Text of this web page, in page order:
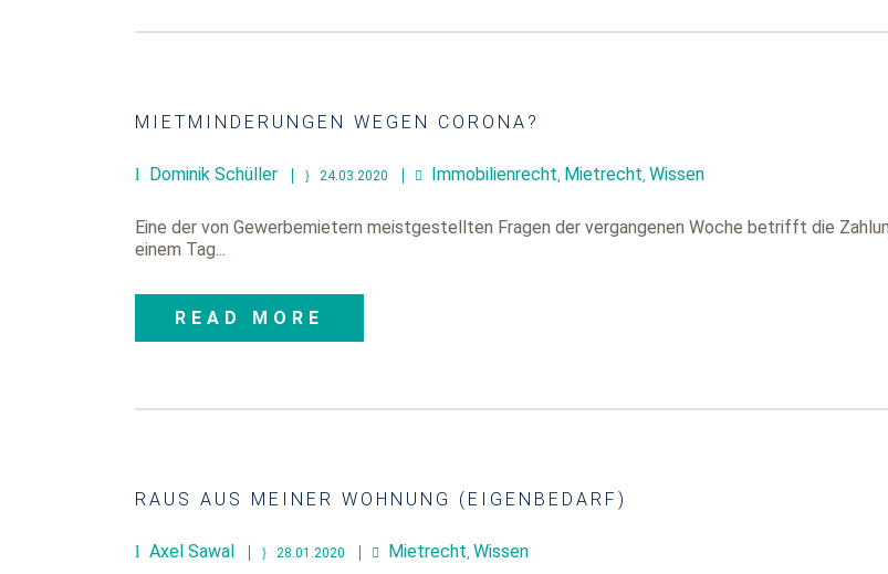
MIETMINDERUNGEN WEGEN CORONA?
Dominik Schüller 24.03.2020 Immobilienrecht, Mietrecht, Wissen
Eine der von Gewerbemietern meistgestellten Fragen der vergangenen Woche betrifft die
einem Tag...
READ MORE
RAUS AUS MEINER WOHNUNG (EIGENBEDARF)
Axel Sawal 28.01.2020 Mietrecht, Wissen